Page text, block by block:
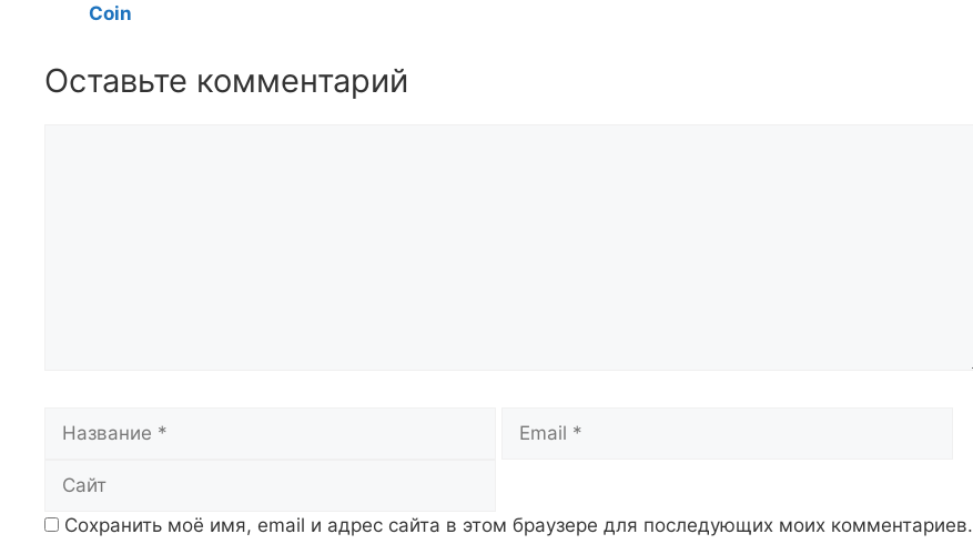
Coin
Оставьте комментарий
Сохранить моё имя, email и адрес сайта в этом браузере для последующих моих комментариев.